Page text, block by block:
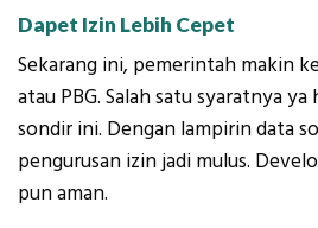
Dapet Izin Lebih Cepet
Sekarang ini, pemerintah makin
atau PBG. Salah satu syaratnya
sondir ini. Dengan lampirin data
pengurusan izin jadi mulus.
pun aman.